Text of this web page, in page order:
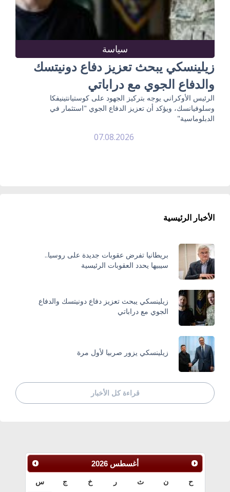
سياسة
زيلينسكي يبحث تعزيز دفاع دونيتسك
والدفاع الجوي مع دراباتي
الرئيس الأوكراني يوجه بتركيز الجهود على كوستيانتينيفكا
وسلوفيانسك، ويؤكد أن تعزيز الدفاع الجوي "استثمار في
الدبلوماسية"
07.08.2026
الأخبار الرئيسية
بريطانيا تفرض عقوبات جديدة على روسيا..
سيبيها يحدد العقوبات الرئيسية
زيلينسكي يبحث تعزيز دفاع دونيتسك والدفاع
الجوي مع دراباتي
زيلينسكي يزور صربيا لأول مرة
قراءة كل الأخبار
أغسطس 2026
ح ن ث ر خ ج س